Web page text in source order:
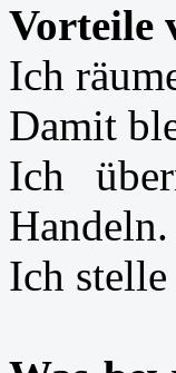
Vorteile
Ich
Damit
Ich
Handeln.
Ich